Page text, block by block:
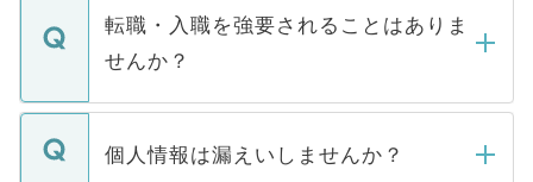
いただきますので、しばらくお待ちくださ
うち約3割は、Webサイトからご覧いただ
けない「非公開求人」です。非公開求人は
下記の理由によって、一般には公開してい
ません。
■応募殺到を避けるため 人気のある医療機
転職・入職を強要されることはありま
せんか？
転職・入職を強要することは一切ありませ
ん。また、仮に応募先から内定をいただい
個人情報は漏えいしませんか？